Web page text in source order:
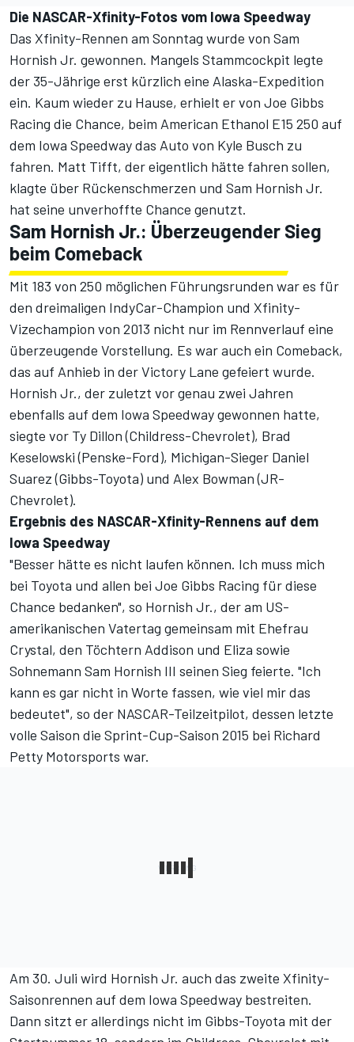
Die NASCAR-Xfinity-Fotos vom Iowa Speedway
Das Xfinity-Rennen am Sonntag wurde von Sam
Hornish Jr. gewonnen. Mangels Stammcockpit legte
der 35-Jährige erst kürzlich eine Alaska-Expedition
ein. Kaum wieder zu Hause, erhielt er von Joe Gibbs
Racing die Chance, beim American Ethanol E15 250 auf
dem Iowa Speedway das Auto von Kyle Busch zu
fahren. Matt Tifft, der eigentlich hätte fahren sollen,
klagte über Rückenschmerzen und Sam Hornish Jr.
hat seine unverhoffte Chance genutzt.
Sam Hornish Jr.: Überzeugender Sieg
beim Comeback
Mit 183 von 250 möglichen Führungsrunden war es für
den dreimaligen IndyCar-Champion und Xfinity-
Vizechampion von 2013 nicht nur im Rennverlauf eine
überzeugende Vorstellung. Es war auch ein Comeback,
das auf Anhieb in der Victory Lane gefeiert wurde.
Hornish Jr., der zuletzt vor genau zwei Jahren
ebenfalls auf dem Iowa Speedway gewonnen hatte,
siegte vor Ty Dillon (Childress-Chevrolet), Brad
Keselowski (Penske-Ford), Michigan-Sieger Daniel
Suarez (Gibbs-Toyota) und Alex Bowman (JR-
Chevrolet).
Ergebnis des NASCAR-Xfinity-Rennens auf dem
Iowa Speedway
"Besser hätte es nicht laufen können. Ich muss mich
bei Toyota und allen bei Joe Gibbs Racing für diese
Chance bedanken", so Hornish Jr., der am US-
amerikanischen Vatertag gemeinsam mit Ehefrau
Crystal, den Töchtern Addison und Eliza sowie
Sohnemann Sam Hornish III seinen Sieg feierte. "Ich
kann es gar nicht in Worte fassen, wie viel mir das
bedeutet", so der NASCAR-Teilzeitpilot, dessen letzte
volle Saison die Sprint-Cup-Saison 2015 bei Richard
Petty Motorsports war.
Am 30. Juli wird Hornish Jr. auch das zweite Xfinity-
Saisonrennen auf dem Iowa Speedway bestreiten.
Dann sitzt er allerdings nicht im Gibbs-Toyota mit der